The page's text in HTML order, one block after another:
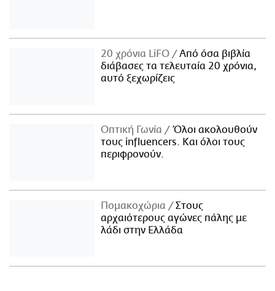
20 χρόνια LiFO
Από όσα βιβλία
διάβασες τα τελευταία 20 χρόνια,
αυτό ξεχωρίζεις
Οπτική Γωνία
Όλοι ακολουθούν
τους influencers. Και όλοι τους
περιφρονούν.
Πομακοχώρια
Στους
αρχαιότερους αγώνες πάλης με
λάδι στην Ελλάδα